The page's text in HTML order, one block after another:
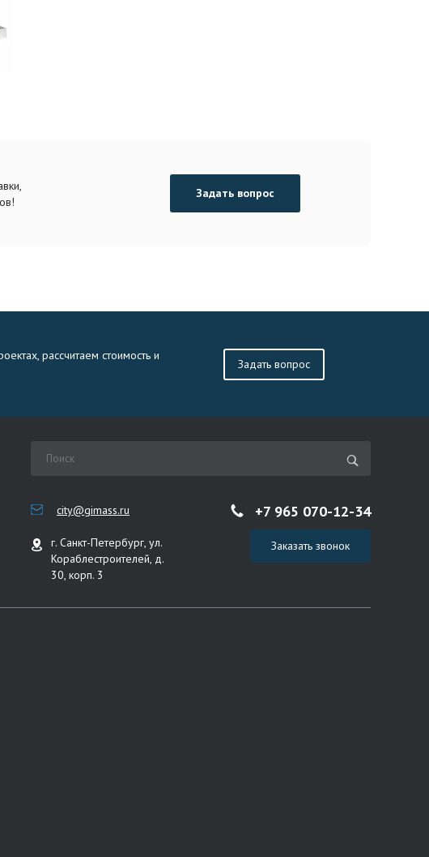
Задать вопрос
рассчитаем стоимость и
Задать вопрос
city@gimass.ru
г. Санкт-Петербург, ул.
Кораблестроителей, д.
30, корп. 3
+7 965 070-12-34
Заказать звонок